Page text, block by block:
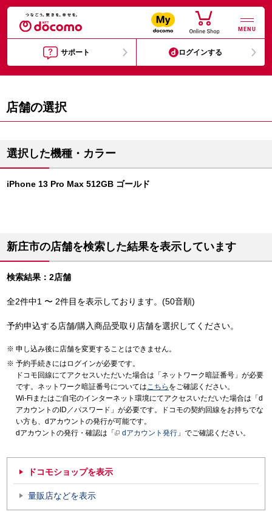
MENU
サポート ログインする
店舗の選択
選択した機種・カラー
iPhone 13 Pro Max 512GB ゴールド
新庄市の店舗を検索した結果を表示しています
検索結果：2店舗
全2件中1 〜 2件目を表示しております。(50音順)
予約申込する店舗/購入商品受取り店舗を選択してください。
申し込み後に店舗を変更することはできません。
予約手続きにはログインが必要です。
ドコモ回線にてアクセスいただいた場合は「ネットワーク暗証番号」が必要
です。ネットワーク暗証番号についてはこちら をご確認ください。
Wi-Fiまたはご自宅のインターネット環境にてアクセスいただいた場合は「d
アカウントのID／パスワード」が必要です。ドコモの契約回線をお持ちでな
い方も、dアカウントの発行が可能です。
dアカウントの発行・確認は「
dアカウント発行 」でご確認ください。
ドコモショップを表示
量販店などを表示